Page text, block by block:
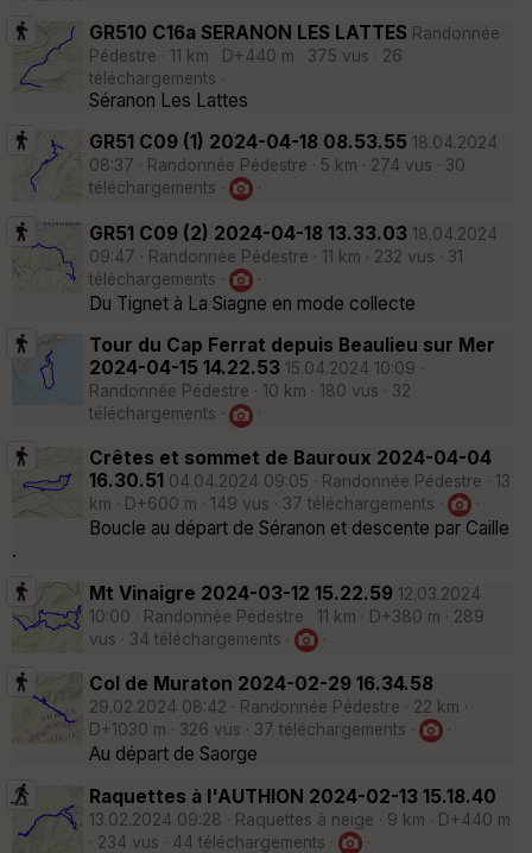
GR510 C16a SERANON LES LATTES Randonnée
Pédestre · 11 km · D+440 m · 375 vus · 26
téléchargements ·
Séranon Les Lattes
GR51 C09 (1) 2024-04-18 08.53.55 18.04.2024
08:37 · Randonnée Pédestre · 5 km · 274 vus · 30
téléchargements ·
·
GR51 C09 (2) 2024-04-18 13.33.03 18.04.2024
09:47 · Randonnée Pédestre · 11 km · 232 vus · 31
téléchargements ·
·
Du Tignet à La Siagne en mode collecte
Tour du Cap Ferrat depuis Beaulieu sur Mer
2024-04-15 14.22.53 15.04.2024 10:09 ·
Randonnée Pédestre · 10 km · 180 vus · 32
téléchargements ·
·
Crêtes et sommet de Bauroux 2024-04-04
16.30.51 04.04.2024 09:05 · Randonnée Pédestre · 13
km · D+600 m · 149 vus · 37 téléchargements ·
·
Boucle au départ de Séranon et descente par Caille
.
Mt Vinaigre 2024-03-12 15.22.59 12.03.2024
10:00 · Randonnée Pédestre · 11 km · D+380 m · 289
vus · 34 téléchargements ·
·
Col de Muraton 2024-02-29 16.34.58
29.02.2024 08:42 · Randonnée Pédestre · 22 km ·
D+1030 m · 326 vus · 37 téléchargements ·
·
Au départ de Saorge
Raquettes à l'AUTHION 2024-02-13 15.18.40
13.02.2024 09:28 · Raquettes à neige · 9 km · D+440 m
· 234 vus · 44 téléchargements ·
·